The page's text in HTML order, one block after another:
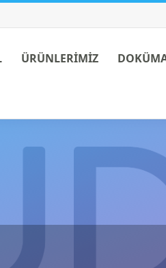
ÜRÜNLERİMİZ